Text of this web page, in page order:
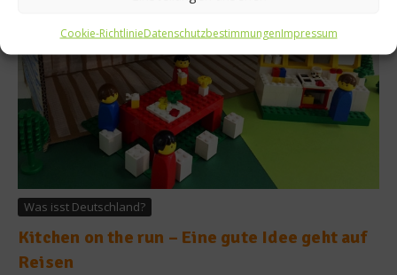
Cookie-RichtlinieDatenschutzbestimmungenImpressum
Was isst Deutschland?
Kitchen on the run – Eine gute Idee geht auf
Reisen